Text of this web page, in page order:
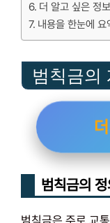
더 알고 싶은 정보
내용을 한눈에 요
범칙금의
범칙금의 정
범칙금은 주로 교